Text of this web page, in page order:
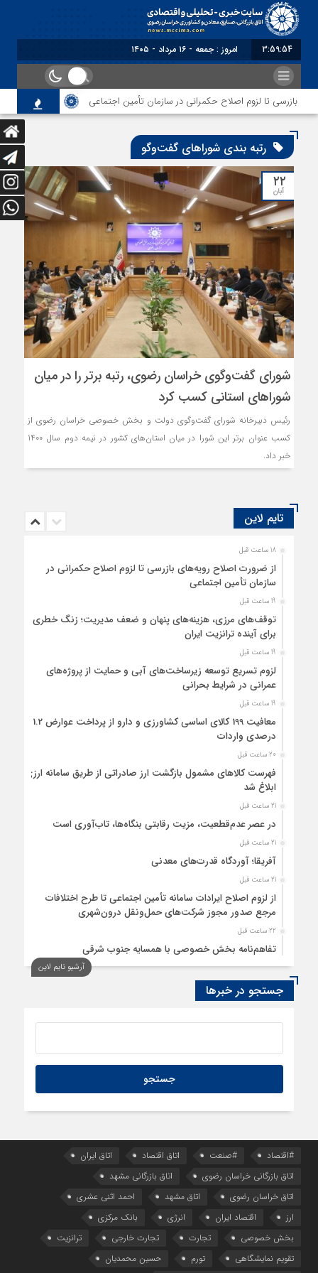
3:59:54 امروز : جمعه - ۱۶ مرداد - ۱۴۰۵
بازرسی تا لزوم اصلاح حکمرانی در سازمان تأمین اجتماعی توقف‌های
رتبه بندی شوراهای گفت‌وگو
۲۲
آبان
شورای گفت‌وگوی خراسان رضوی، رتبه برتر را در میان
شوراهای استانی کسب کرد
رئیس دبیرخانه شورای گفت‌وگوی دولت و بخش خصوصی خراسان رضوی از
کسب عنوان برتر این شورا در میان استان‌های کشور در نیمه دوم سال 1400
خبر داد.
تایم لاین
18 ساعت قبل
از ضرورت اصلاح رویه‌های بازرسی تا لزوم اصلاح حکمرانی در
سازمان تأمین اجتماعی
19 ساعت قبل
توقف‌های مرزی، هزینه‌های پنهان و ضعف مدیریت؛ زنگ خطری
برای آینده ترانزیت ایران
19 ساعت قبل
لزوم تسریع توسعه زیرساخت‌های آبی و حمایت از پروژه‌های
عمرانی در شرایط بحرانی
19 ساعت قبل
معافیت 199 کالای اساسی کشاورزی و دارو از پرداخت عوارض 1.2
درصدی واردات
20 ساعت قبل
فهرست کالاهای مشمول بازگشت ارز صادراتی از طریق سامانه ارزی
ابلاغ شد
21 ساعت قبل
در عصر عدم‌قطعیت، مزیت رقابتی بنگاه‌ها، تاب‌آوری است
21 ساعت قبل
آفریقا؛ آوردگاه قدرت‌های معدنی
21 ساعت قبل
از لزوم اصلاح ایرادات سامانه تأمین اجتماعی تا طرح اختلافات
مرجع صدور مجوز شرکت‌های حمل‌ونقل درون‌شهری
22 ساعت قبل
تفاهم‌نامه بخش خصوصی با همسایه جنوب شرقی
23 ساعت قبل
سود اقتصاد‌ها از هوش مصنوعی
آرشیو تایم لاین
جستجو در خبرها
#اقتصاد #صنعت اتاق اقتصاد
اتاق ایران
اتاق بازرگانی خراسان رضوی
اتاق بازرگانی مشهد
اتاق خراسان رضوی
اتاق مشهد
احمد اثنی عشری
ارز
اقتصاد ایران انرژی
بانک مرکزی
بخش خصوصی
تجارت تجارت خارجی
ترانزیت
تقویم نمایشگاهی
تورم
حسین محمدیان